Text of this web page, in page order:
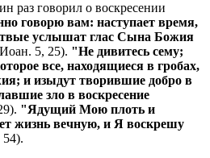
раз говорил о воскресении
говорю вам: наступает время,
услышат глас Сына Божия
5, 25). "Не дивитесь сему;
все, находящиеся в гробах,
и изыдут творившие добро в
зло в воскресение
"Ядущий Мою плоть и
жизнь вечную, и Я воскрешу
54).